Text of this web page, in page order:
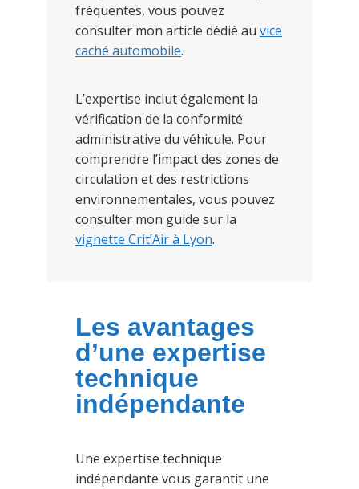
fréquentes, vous pouvez
consulter mon article dédié au vice
caché automobile.
L’expertise inclut également la
vérification de la conformité
administrative du véhicule. Pour
comprendre l’impact des zones de
circulation et des restrictions
environnementales, vous pouvez
consulter mon guide sur la
vignette Crit’Air à Lyon.
Les avantages
d’une expertise
technique
indépendante
Une expertise technique
indépendante vous garantit une